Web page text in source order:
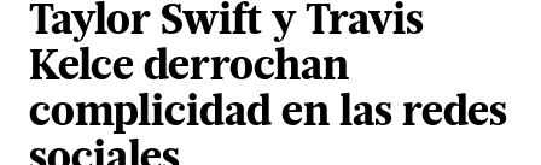
Taylor Swift y Travis
Kelce derrochan
complicidad en las redes